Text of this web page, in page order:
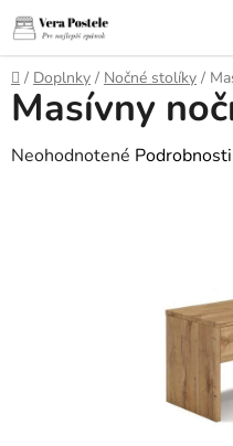
Prejsť
na
obsah
Domov
/ Doplnky / Nočné stolíky /
Masívny
Priemerné
Neohodnotené